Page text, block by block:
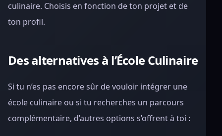
culinaire. Choisis en fonction de ton projet et de
ton profil.
Des alternatives à l’École Culinaire
Si tu n’es pas encore sûr de vouloir intégrer une
école culinaire ou si tu recherches un parcours
complémentaire, d’autres options s’offrent à toi :